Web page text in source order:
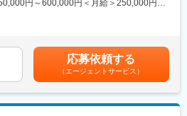
境日本一に向けた職場づくり行動宣言」
すい職場づくりに現在進行形で取り組ん
の育児休暇取得率100％」の宣言を掲
向上し、会社の発展に貢献できる。
円～600,000円＜月給＞250,000円～
：年2回（6月・12月）■各種手当：通勤手
給）、扶養手当、外勤手当など賃金はあ
り、選考を通じて上下する可能性があり
手当を含めた表記です。
応募依頼する
（エージェントサービス）